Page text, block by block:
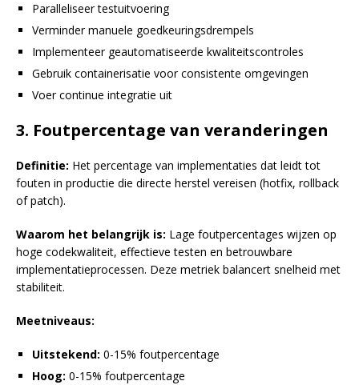
Paralleliseer testuitvoering
Verminder manuele goedkeuringsdrempels
Implementeer geautomatiseerde kwaliteitscontroles
Gebruik containerisatie voor consistente omgevingen
Voer continue integratie uit
3. Foutpercentage van veranderingen
Definitie: Het percentage van implementaties dat leidt tot
fouten in productie die directe herstel vereisen (hotfix, rollback
of patch).
Waarom het belangrijk is: Lage foutpercentages wijzen op
hoge codekwaliteit, effectieve testen en betrouwbare
implementatieprocessen. Deze metriek balancert snelheid met
stabiliteit.
Meetniveaus:
Uitstekend: 0-15% foutpercentage
Hoog: 0-15% foutpercentage